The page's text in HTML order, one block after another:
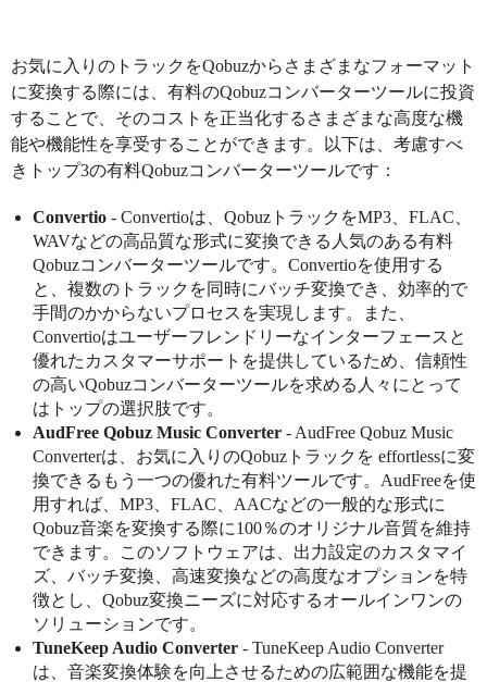
お気に入りのトラックをQobuzからさまざまなフォーマット
に変換する際には、有料のQobuzコンバーターツールに投資
することで、そのコストを正当化するさまざまな高度な機
能や機能性を享受することができます。以下は、考慮すべ
きトップ3の有料Qobuzコンバーターツールです：
Convertio - Convertioは、QobuzトラックをMP3、FLAC、
WAVなどの高品質な形式に変換できる人気のある有料
Qobuzコンバーターツールです。Convertioを使用する
と、複数のトラックを同時にバッチ変換でき、効率的で
手間のかからないプロセスを実現します。また、
Convertioはユーザーフレンドリーなインターフェースと
優れたカスタマーサポートを提供しているため、信頼性
の高いQobuzコンバーターツールを求める人々にとって
はトップの選択肢です。
AudFree Qobuz Music Converter - AudFree Qobuz Music
Converterは、お気に入りのQobuzトラックを effortlessに変
換できるもう一つの優れた有料ツールです。AudFreeを使
用すれば、MP3、FLAC、AACなどの一般的な形式に
Qobuz音楽を変換する際に100％のオリジナル音質を維持
できます。このソフトウェアは、出力設定のカスタマイ
ズ、バッチ変換、高速変換などの高度なオプションを特
徴とし、Qobuz変換ニーズに対応するオールインワンの
ソリューションです。
TuneKeep Audio Converter - TuneKeep Audio Converter
は、音楽変換体験を向上させるための広範囲な機能を提